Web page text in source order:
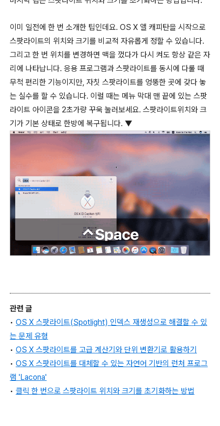
이미 일전에 한 번 소개한 팁인데요. OS X 앨 캐피탄을 시작으로
스팟라이트의 위치와 크기를 비교적 자유롭게 정할 수 있습니다.
그리고 한 번 위치를 변경하면 맥을 껐다가 다시 켜도 항상 같은 자
리에 나타납니다. 응용 프로그램과 스팟라이트를 동시에 다룰 때
무척 편리한 기능이지만, 자칫 스팟라이트를 엉뚱한 곳에 갖다 놓
는 실수를 할 수 있습니다. 이럴 때는 메뉴 막대 맨 끝에 있는 스팟
라이트 아이콘을 2초가량 꾸욱 눌러보세요. 스팟라이트위치와 크
기가 기본 상태로 한방에 복구됩니다. ▼
관련 글
• OS X 스팟라이트(Spotlight) 인덱스 재생성으로 해결할 수 있
는 문제 유형
• OS X 스팟라이트를 고급 계산기와 단위 변환기로 활용하기
• OS X 스팟라이트를 대체할 수 있는 자연어 기반의 런처 프로그
램 'Lacona'
• 클릭 한 번으로 스팟라이트 위치와 크기를 초기화하는 방법